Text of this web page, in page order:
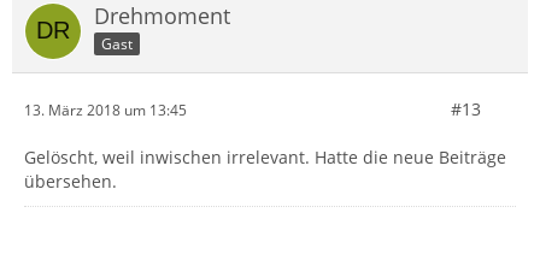
Drehmoment
Gast
13. März 2018 um 13:45 #13
Gelöscht, weil inwischen irrelevant. Hatte die neue Beiträge
übersehen.